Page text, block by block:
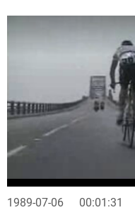
1989-07-06 00:01:31